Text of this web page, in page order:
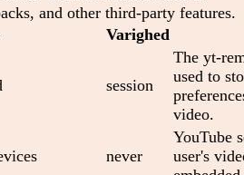
and other third-party features.
Varighed
session
The yt-
used to
video.
never
YouTube
user's